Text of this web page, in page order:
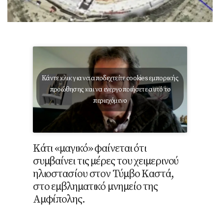
Κάντε κλικ για να αποδεχτείτε cookies εμπορικής
προώθησης και να ενεργοποιήσετε αυτό το
περιεχόμενο
Κάτι «μαγικό» φαίνεται ότι
συμβαίνει τις μέρες του χειμερινού
ηλιοστασίου στον Τύμβο Καστά,
στο εμβληματικό μνημείο της
Αμφίπολης.